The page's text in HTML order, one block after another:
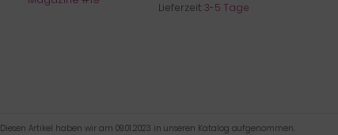
Lieferzeit:3-5 Tage
Diesen Artikel haben wir am 09.01.2023 in unseren Katalog aufgenommen.